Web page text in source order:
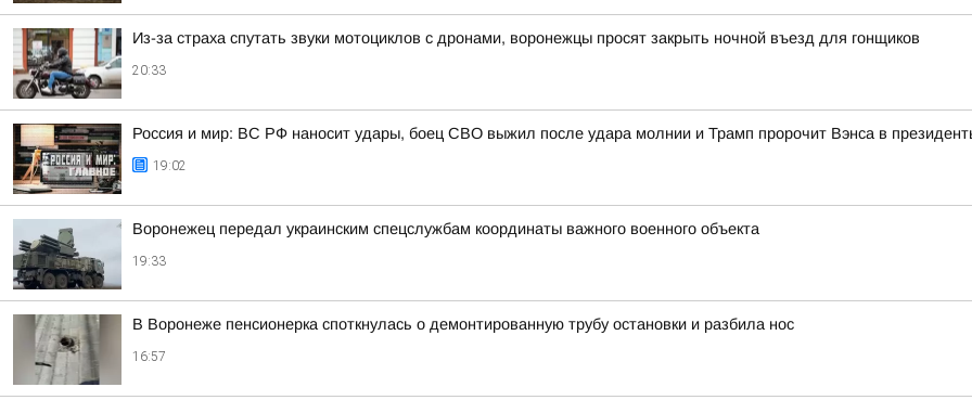
Из-за страха спутать звуки мотоциклов с дронами, воронежцы просят закрыть ночной въезд для гонщиков
20:33
Россия и мир: ВС РФ наносит удары, боец СВО выжил после удара молнии и Трамп пророчит Вэнса в
19:02
Воронежец передал украинским спецслужбам координаты важного военного объекта
19:33
В Воронеже пенсионерка споткнулась о демонтированную трубу остановки и разбила нос
16:57